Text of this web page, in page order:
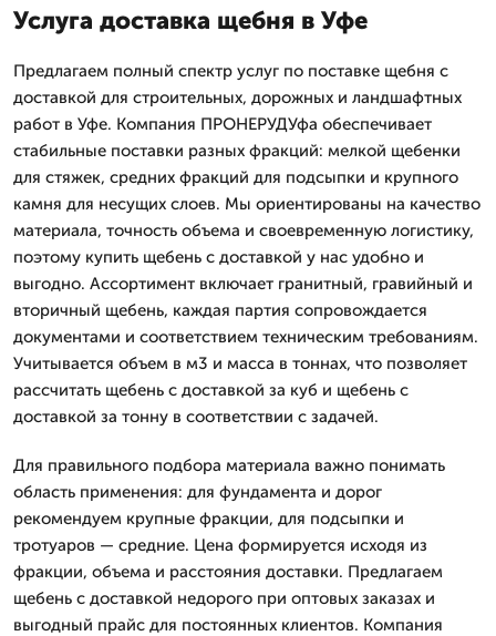
Услуга доставка щебня в Уфе
Предлагаем полный спектр услуг по поставке щебня с
доставкой для строительных, дорожных и ландшафтных
работ в Уфе. Компания ПРОНЕРУДУфа обеспечивает
стабильные поставки разных фракций: мелкой щебенки
для стяжек, средних фракций для подсыпки и крупного
камня для несущих слоев. Мы ориентированы на качество
материала, точность объема и своевременную логистику,
поэтому купить щебень с доставкой у нас удобно и
выгодно. Ассортимент включает гранитный, гравийный и
вторичный щебень, каждая партия сопровождается
документами и соответствием техническим требованиям.
Учитывается объем в м3 и масса в тоннах, что позволяет
рассчитать щебень с доставкой за куб и щебень с
доставкой за тонну в соответствии с задачей.
Для правильного подбора материала важно понимать
область применения: для фундамента и дорог
рекомендуем крупные фракции, для подсыпки и
тротуаров — средние. Цена формируется исходя из
фракции, объема и расстояния доставки. Предлагаем
щебень с доставкой недорого при оптовых заказах и
выгодный прайс для постоянных клиентов. Компания